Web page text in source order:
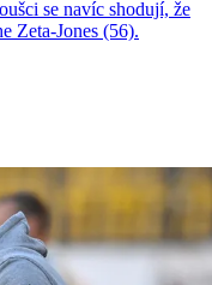
se navíc shodují, že
Zeta-Jones (56).